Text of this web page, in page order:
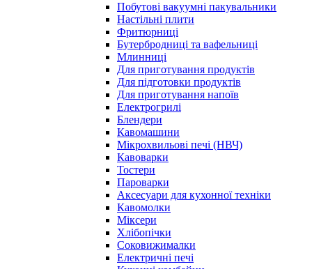
Побутові вакуумні пакувальники
Настільні плити
Фритюрниці
Бутербродниці та вафельниці
Млинниці
Для приготування продуктів
Для підготовки продуктів
Для приготування напоїв
Електрогрилі
Блендери
Кавомашини
Мікрохвильові печі (НВЧ)
Кавоварки
Тостери
Пароварки
Аксесуари для кухонної техніки
Кавомолки
Міксери
Хлібопічки
Соковижималки
Електричні печі